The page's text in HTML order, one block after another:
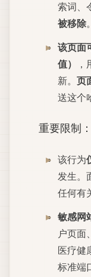
索词、
被移除。
该页面
值）
新。 页
送这个
重要限制：
该行为
发生。
任何有
敏感网
户页面
医疗健
标准端